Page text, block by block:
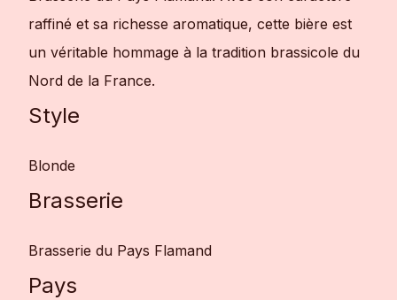
raffiné et sa richesse aromatique, cette bière est
un véritable hommage à la tradition brassicole du
Nord de la France.
Style
Blonde
Brasserie
Brasserie du Pays Flamand
Pays